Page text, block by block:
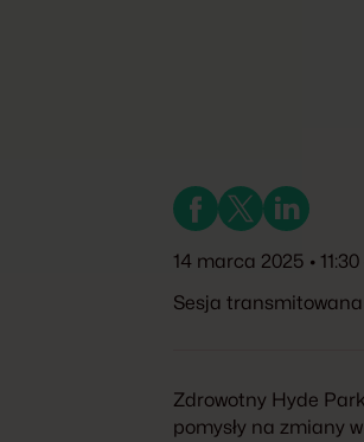
14 marca 2025 •
Sesja
Zdrowotny Hyde
pomysły na zmiany